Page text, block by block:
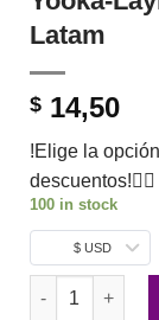
Latam
$ 14,50
!Elige la
descuentos!👇🏼
100 in stock
$ USD
Yooka-Laylee